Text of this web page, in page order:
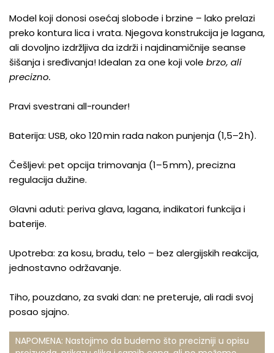
Model koji donosi osećaj slobode i brzine – lako prelazi
preko kontura lica i vrata. Njegova konstrukcija je lagana,
ali dovoljno izdržljiva da izdrži i najdinamičnije seanse
šišanja i sređivanja! Idealan za one koji vole brzo, ali
precizno.
Pravi svestrani all-rounder!
Baterija: USB, oko 120min rada nakon punjenja (1,5–2h).
Češljevi: pet opcija trimovanja (1–5mm), precizna
regulacija dužine.
Glavni aduti: periva glava, lagana, indikatori funkcija i
baterije.
Upotreba: za kosu, bradu, telo – bez alergijskih reakcija,
jednostavno održavanje.
Tiho, pouzdano, za svaki dan: ne preteruje, ali radi svoj
posao sjajno.
NAPOMENA: Nastojimo da budemo što precizniji u opisu